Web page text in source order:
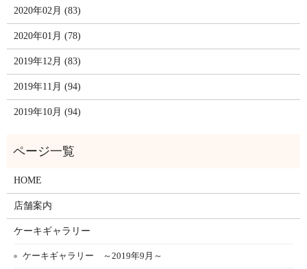
2020年02月 (83)
2020年01月 (78)
2019年12月 (83)
2019年11月 (94)
2019年10月 (94)
HOME
店舗案内
ケーキギャラリー
ケーキギャラリー ～2019年9月～